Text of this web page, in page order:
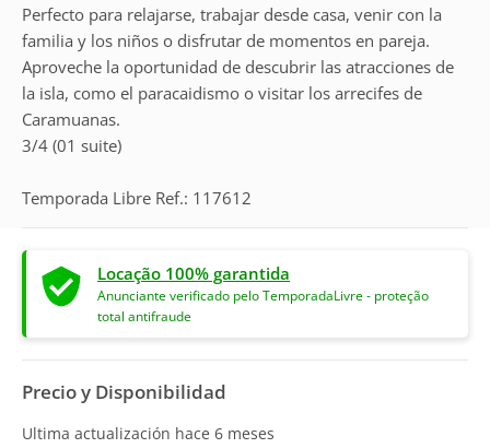
Perfecto para relajarse, trabajar desde casa, venir con la
familia y los niños o disfrutar de momentos en pareja.
Aproveche la oportunidad de descubrir las atracciones de
la isla, como el paracaidismo o visitar los arrecifes de
Caramuanas.
3/4 (01 suite)
Temporada Libre Ref.: 117612
Locação 100% garantida
Anunciante verificado pelo TemporadaLivre - proteção
total antifraude
Precio y Disponibilidad
Ultima actualización hace 6 meses